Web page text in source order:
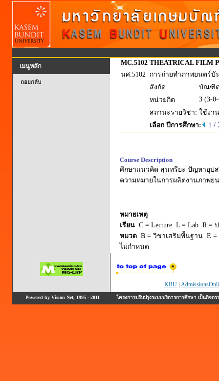
เมนูหลัก
ถอยกลับ
MC.5102 THEATRICAL FILM
นศ.5102 การถ่ายทำภาพยนตร์บั
สังกัด
บัณฑิต
หน่วยกิต
3 (3-
สถานะรายวิชา: ใช้งาน
เลือก ปีการศึกษา:
1 /
Course Description
ศึกษาแนวคิด สุนทรียะ ปัญหาอุปส
ความหมายในการผลิตงานภาพย
หมายเหตุ
เรียน C = Lecture L = Lab R =
หมวด B = วิชาเสริมพื้นฐาน E
ไม่กำหนด
KBU
Powered by Vision Net, 1995 - 2011 โครงการปรับปรุงระบบบริการการศึกษา เป็นกิ